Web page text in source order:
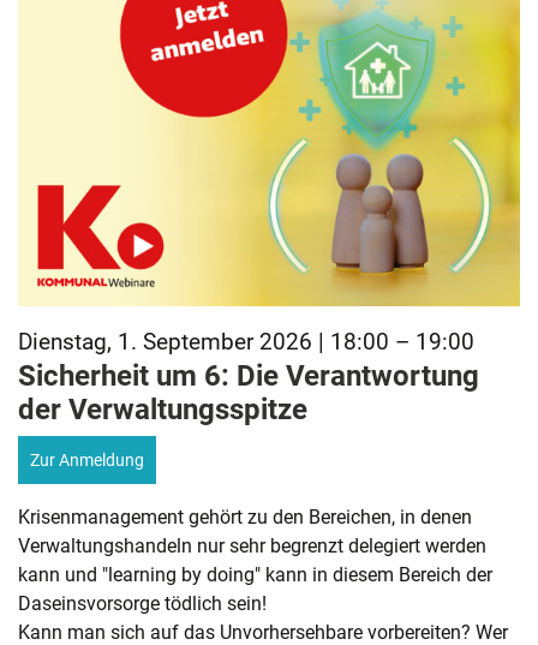
Dienstag, 1. September 2026 | 18:00 – 19:00
Sicherheit um 6: Die Verantwortung
der Verwaltungsspitze
Zur Anmeldung
Krisenmanagement gehört zu den Bereichen, in denen
Verwaltungshandeln nur sehr begrenzt delegiert werden
kann und "learning by doing" kann in diesem Bereich der
Daseinsvorsorge tödlich sein!
Kann man sich auf das Unvorhersehbare vorbereiten? Wer